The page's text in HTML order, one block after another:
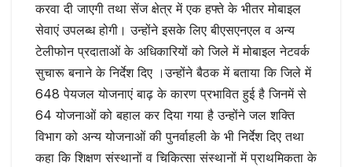
करवा दी जाएगी तथा सेंज क्षेत्र में एक हफ्ते के भीतर मोबाइल
सेवाएं उपलब्ध होगी। उन्होंने इसके लिए बीएसएनएल व अन्य
टेलीफोन प्रदाताओं के अधिकारियों को जिले में मोबाइल नेटवर्क
सुचारू बनाने के निर्देश दिए ।उन्होंने बैठक में बताया कि जिले में
648 पेयजल योजनाएं बाढ़ के कारण प्रभावित हुई है जिनमें से
64 योजनाओं को बहाल कर दिया गया है उन्होंने जल शक्ति
विभाग को अन्य योजनाओं की पुनर्वाहली के भी निर्देश दिए तथा
कहा कि शिक्षण संस्थानों व चिकित्सा संस्थानों में प्राथमिकता के